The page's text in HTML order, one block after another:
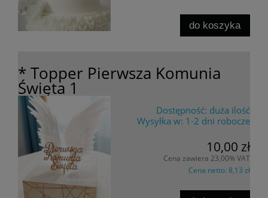
do koszyka
* Topper Pierwsza Komunia
Święta 1
Dostępność: duża ilość
Wysyłka w: 1-2 dni robocze
10,00 zł
Cena zawiera 23,00% VAT
Cena netto: 8,13 zł